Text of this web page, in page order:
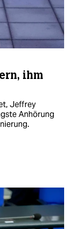
ihm
Jeffrey
Anhörung